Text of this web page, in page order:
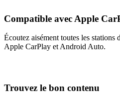
Compatible avec Apple
Écoutez aisément toutes les stations
Apple CarPlay et Android Auto.
Trouvez le bon contenu